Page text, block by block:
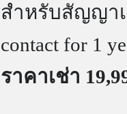
สำหรับสัญญา
contact for 1
ราคาเช่า